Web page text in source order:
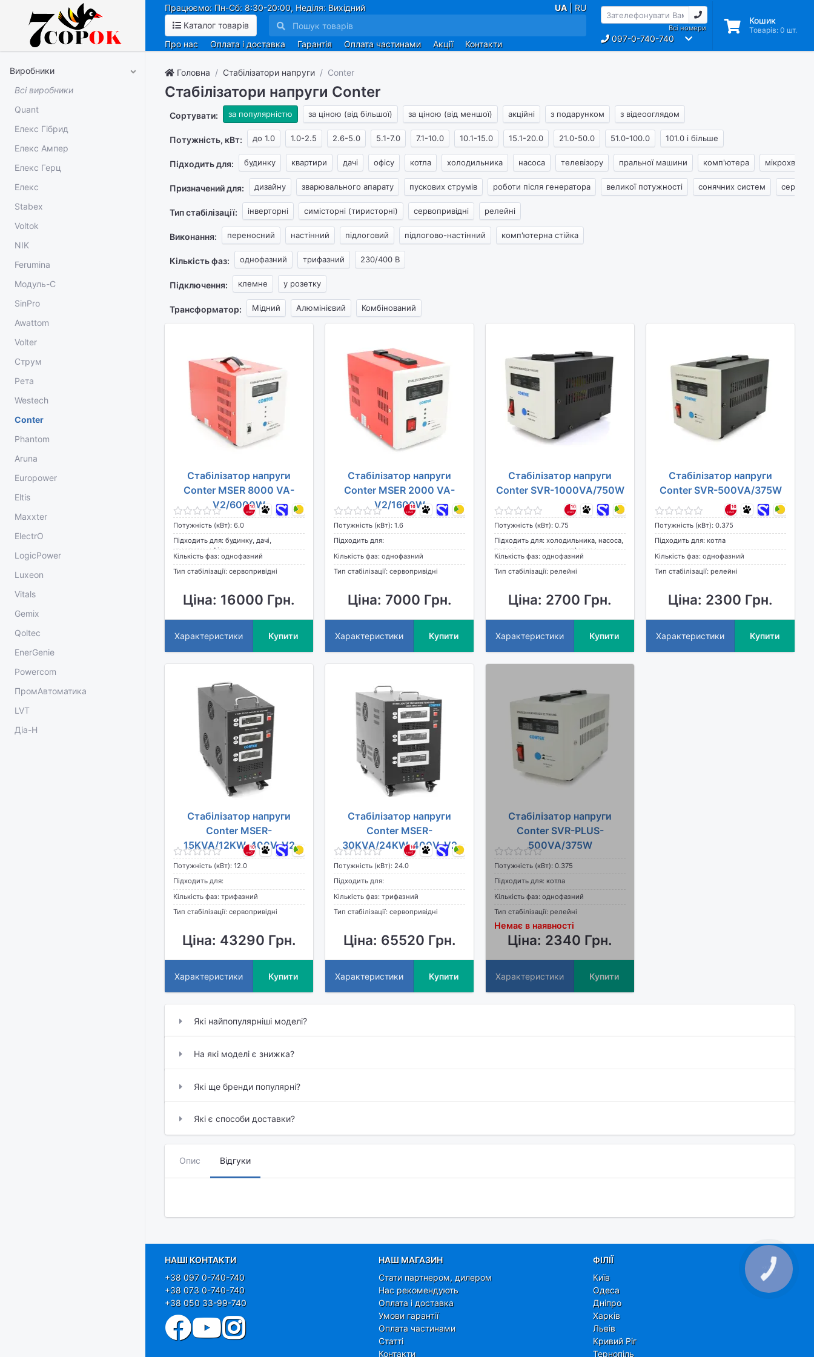
Працюємо: Пн-Сб: 8:30-20:00, Неділя: Вихідний UA| RU
Каталог товарів
Про нас
Оплата і доставка Гарантія Оплата частинами Акції Контакти
Всі номери
097-0-740-740
Кошик
Товарів: 0 шт.
Виробники
Всі виробники
Quant
Елекс Гібрид
Елекс Ампер
Елекс Герц
Елекс
Stabex
Voltok
NIK
Ferumina
Модуль-С
SinPro
Awattom
Volter
Струм
Рета
Westech
Conter
Phantom
Aruna
Europower
Eltis
Maxxter
ElectrO
LogicPower
Luxeon
Vitals
Gemix
Qoltec
EnerGenie
Powercom
ПромАвтоматика
LVT
Діа-Н
Головна Стабілізатори напруги Conter
Стабілізатори напруги Conter
Сортувати: за популярністю за ціною (від більшої) за ціною (від меншої) акційні з подарунком з відеооглядом
Потужність, кВт: до 1.0 1.0-2.5 2.6-5.0 5.1-7.0 7.1-10.0 10.1-15.0 15.1-20.0 21.0-50.0 51.0-100.0 101.0 і більше
Підходить для: будинку квартири дачі офісу котла холодильника насоса телевізору пральної машини комп'ютера
Призначений для: дизайну зварювального апарату пускових струмів роботи після генератора великої потужності сонячних систем
Тип стабілізації: інверторні симісторні (тиристорні) сервопривідні релейні
Виконання: переносний настінний підлоговий підлогово-настінний комп'ютерна стійка
Кількість фаз: однофазний трифазний 230/400 В
Підключення: клемне у розетку
Трансформатор: Мідний Алюмінієвий Комбінований
Стабілізатор напруги
Conter MSER 8000 VA-
V2/6000W
Потужність (кВт): 6.0
Підходить для: будинку, дачі,
квартири, офісу
Кількість фаз: однофазний
Тип стабілізації: сервопривідні
Ціна: 16000 Грн.
Характеристики Купити
Стабілізатор напруги
Conter MSER 2000 VA-
V2/1600W
Потужність (кВт): 1.6
Підходить для:
Кількість фаз: однофазний
Тип стабілізації: сервопривідні
Ціна: 7000 Грн.
Характеристики Купити
Стабілізатор напруги
Conter SVR-1000VA/750W
Потужність (кВт): 0.75
Підходить для: холодильника, насоса,
телевізору, котла, комп'ютера
Кількість фаз: однофазний
Тип стабілізації: релейні
Ціна: 2700 Грн.
Характеристики Купити
Стабілізатор напруги
Conter SVR-500VA/375W
Потужність (кВт): 0.375
Підходить для: котла
Кількість фаз: однофазний
Тип стабілізації: релейні
Ціна: 2300 Грн.
Характеристики Купити
Стабілізатор напруги
Conter MSER-
15KVA/12KW-400V-V2
Потужність (кВт): 12.0
Підходить для:
Кількість фаз: трифазний
Тип стабілізації: сервопривідні
Ціна: 43290 Грн.
Характеристики Купити
Стабілізатор напруги
Conter MSER-
30KVA/24KW-400V-V2
Потужність (кВт): 24.0
Підходить для:
Кількість фаз: трифазний
Тип стабілізації: сервопривідні
Ціна: 65520 Грн.
Характеристики Купити
Стабілізатор напруги
Conter SVR-PLUS-
500VA/375W
Потужність (кВт): 0.375
Підходить для: котла
Кількість фаз: однофазний
Тип стабілізації: релейні
Ціна: 2340 Грн.
Немає в наявності
Характеристики Купити
Які найпопулярніші моделі?
На які моделі є знижка?
Які ще бренди популярні?
Які є способи доставки?
Опис Відгуки
НАШІ КОНТАКТИ
+38 097 0-740-740
+38 073 0-740-740
+38 050 33-99-740
НАШ МАГАЗИН
Стати партнером, дилером
Нас рекомендують
Оплата і доставка
Умови гарантії
Оплата частинами
Статті
Контакти
ФІЛІЇ
Київ
Одеса
Дніпро
Харків
Львів
Кривий Ріг
Тернопіль
КНОПКА
ЗВ'ЯЗКУ